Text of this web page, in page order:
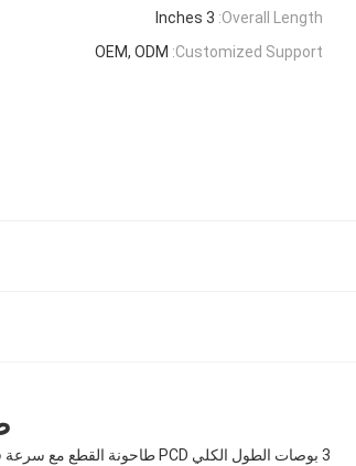
Overall Length:
3 Inches
Customized Support:
OEM, ODM
3 بوصات الطول الكلي PCD طاحونة القطع مع سرعة قطع عالية وتصميم فعال من حيث التكلفة للألومنيوم والمعادن غير الحديدية